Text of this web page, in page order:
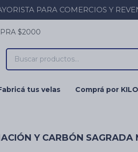
PARA COMERCIOS Y
tus velas Comprá por KILO
$2000
Y CARBÓN SAGRADA